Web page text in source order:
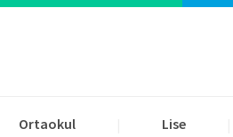
Ortaokul Lise